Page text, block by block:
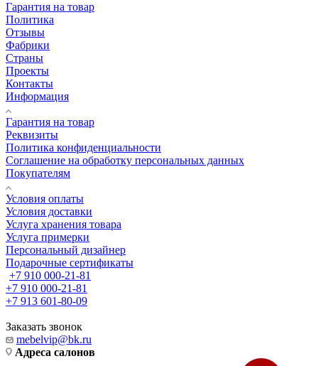
Гарантия на товар
Политика
Отзывы
Фабрики
Страны
Проекты
Контакты
Информация
Гарантия на товар
Реквизиты
Политика конфиденциальности
Соглашение на обработку персональных данных
Покупателям
Условия оплаты
Условия доставки
Услуга хранения товара
Услуга примерки
Персональный дизайнер
Подарочные сертификаты
+7 910 000-21-81
+7 910 000-21-81
+7 913 601-80-09
Заказать звонок
mebelvip@bk.ru
Адреса салонов